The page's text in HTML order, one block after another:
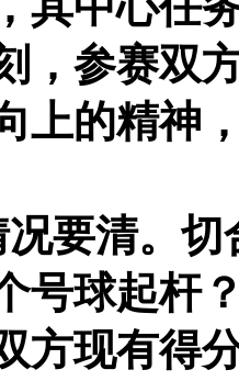
，参赛双
上的精神
要清。
号球起杆
方现有得